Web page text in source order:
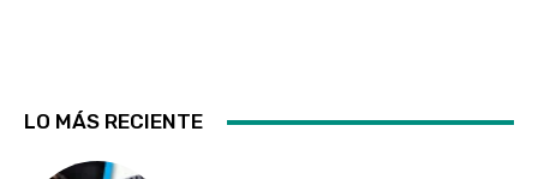
LO MÁS RECIENTE